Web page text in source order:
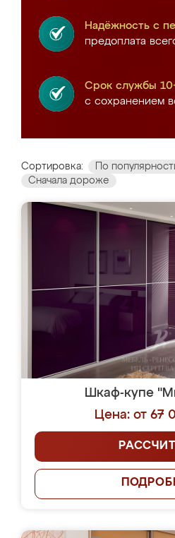
Надёжность с
предоплата
Срок службы
с сохранением
Сортировка: По
Сначала дороже
Шкаф-купе
Цена: от 67